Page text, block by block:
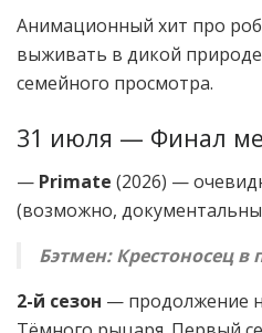
Анимационный хит про
выживать в дикой
семейного просмотра.
31 июля — Финал
— Primate (2026) —
(возможно,
Бэтмен: Крестоносец в
2-й сезон — продолжение